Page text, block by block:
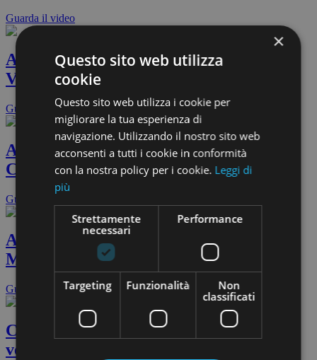
Guarda il video
Alla scoperta delle Cinque Terre •
Vernazza
Guarda il video
Alla scoperta delle Cinque Terre •
Corniglia
Guarda il video
Alla scoperta delle Cinque Terre •
Manarola
Guarda il video
Conosciamo meglio le Cinque Terre oggi
vediamo Riomaggiore
×
Questo sito web utilizza
cookie
Questo sito web utilizza i cookie per
migliorare la tua esperienza di
navigazione. Utilizzando il nostro sito web
acconsenti a tutti i cookie in conformità
con la nostra policy per i cookie. Leggi di
più
Strettamente
necessari
Performance
Targeting Funzionalità
Non
classificati